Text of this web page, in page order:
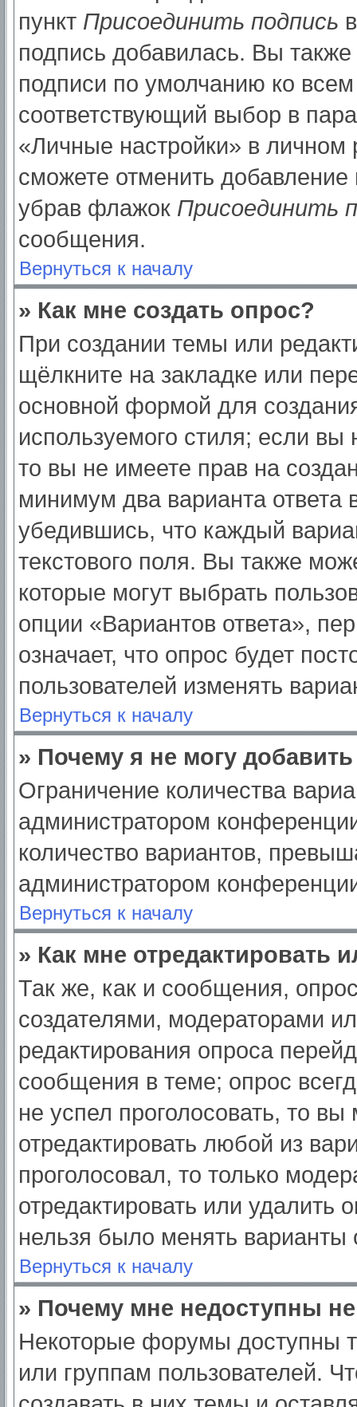
пункт Присоединить подпись
подпись добавилась. Вы
подписи по умолчанию ко
соответствующий выбор в
«Личные настройки» в
сможете отменить
убрав флажок Присоединить
сообщения.
Вернуться к началу
» Как мне создать опрос?
При создании темы или
щёлкните на закладке или
основной формой для
используемого стиля; если
то вы не имеете прав на
минимум два варианта ответа
убедившись, что каждый
текстового поля. Вы также
которые могут выбрать
опции «Вариантов ответа»,
означает, что опрос будет
пользователей изменять
Вернуться к началу
» Почему я не могу
Ограничение количества
администратором
количество вариантов,
администратором
Вернуться к началу
» Как мне отредактировать
Так же, как и сообщения,
создателями, модераторами
редактирования опроса
сообщения в теме; опрос
не успел проголосовать, то
отредактировать любой из
проголосовал, то только
отредактировать или удалить
нельзя было менять варианты
Вернуться к началу
» Почему мне недоступны
Некоторые форумы доступны
или группам пользователей.